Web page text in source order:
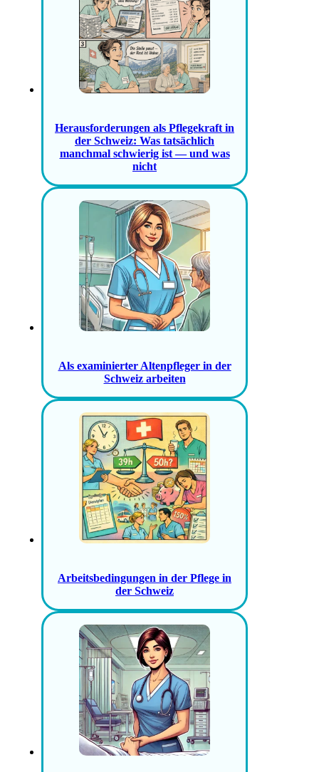
Herausforderungen als Pflegekraft in
der Schweiz: Was tatsächlich
manchmal schwierig ist — und was
nicht
Als examinierter Altenpfleger in der
Schweiz arbeiten
Arbeitsbedingungen in der Pflege in
der Schweiz